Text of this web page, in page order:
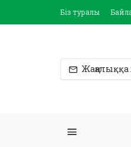
Біз туралы